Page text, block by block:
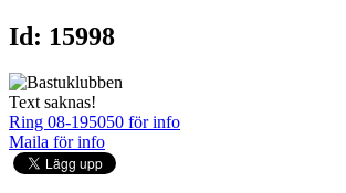
Id: 15998
Text saknas!
Ring 08-195050 för info
Maila för info